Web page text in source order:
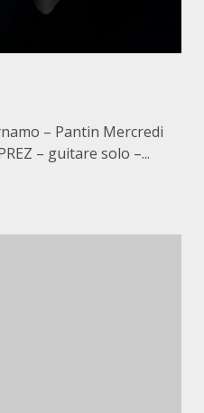
– Pantin Mercredi
– guitare solo –...